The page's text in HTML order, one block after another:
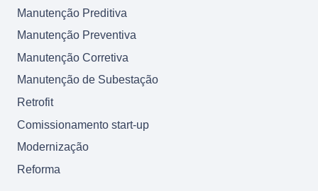
Manutenção Preditiva
Manutenção Preventiva
Manutenção Corretiva
Manutenção de Subestação
Retrofit
Comissionamento start-up
Modernização
Reforma